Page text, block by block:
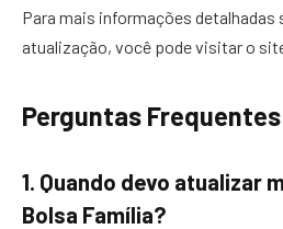
Para mais informações detalhadas
atualização, você pode visitar o
Perguntas Frequentes
1. Quando devo atualizar
Bolsa Família?